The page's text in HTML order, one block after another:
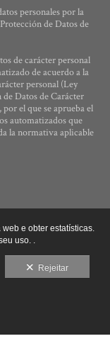
personales por la
de Datos de
de carácter personal
de acuerdo a la
personal (Ley
Datos de Carácter
el que se aprueba el
automatizados que
la normativa aplicable
e obter estatísticas.
uso. .
Rejeitar